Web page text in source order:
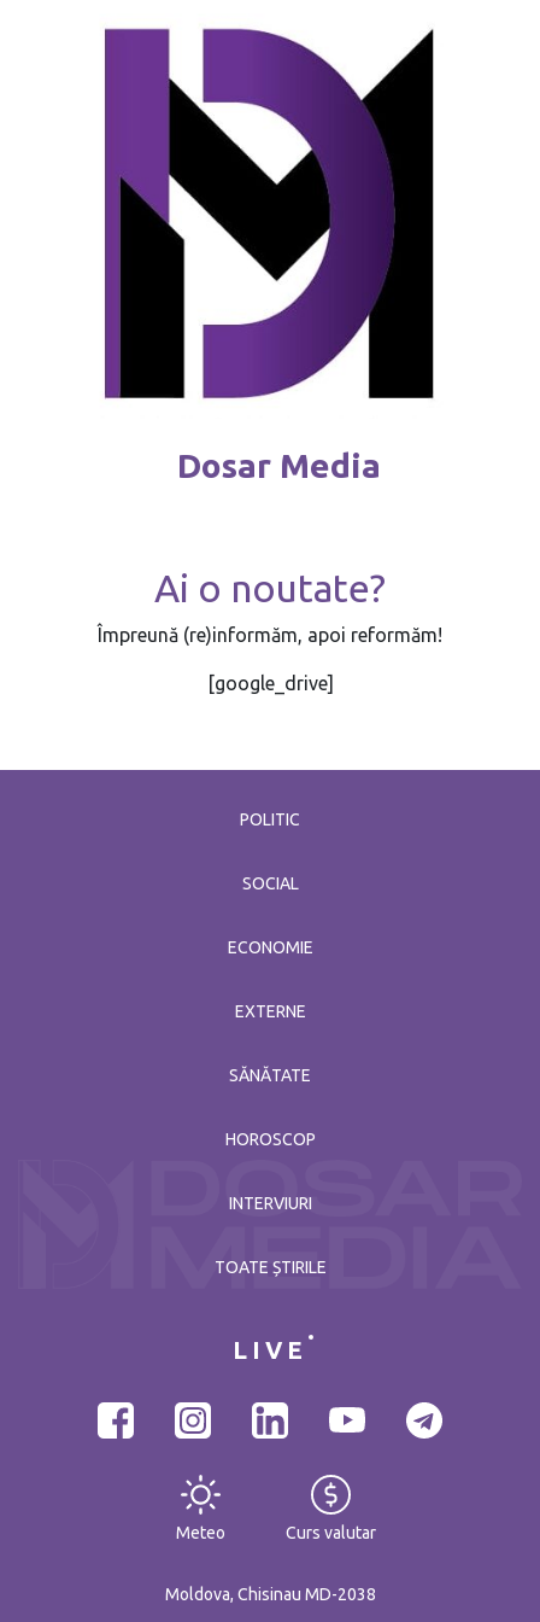
Reguli noi pentru deținătorii de câini
februarie 4 / 2026
Dosar Media
Ai o noutate?
Împreună (re)informăm, apoi reformăm!
[google_drive]
POLITIC
SOCIAL
ECONOMIE
EXTERNE
SĂNĂTATE
HOROSCOP
INTERVIURI
TOATE ȘTIRILE
LIVE
Meteo Curs valutar
Moldova, Chisinau MD-2038